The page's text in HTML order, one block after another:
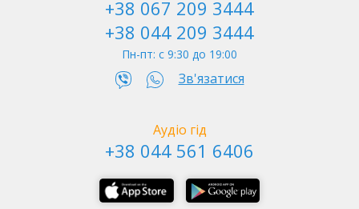
Мітинг киян під час відкриття пам'ятника Лісі
Українці. 9 вересня 1973 року
будівлі тиру, що на той момент вже фактично був
пам'яткою архітектури. При цьому, як згадують
По вулиці Терещенківській
+38 067 209 3444
+38 044 209 3444
Пн-пт: c 9:30 до 19:00
Зв'язатися
Аудіо гід
+38 044 561 6406